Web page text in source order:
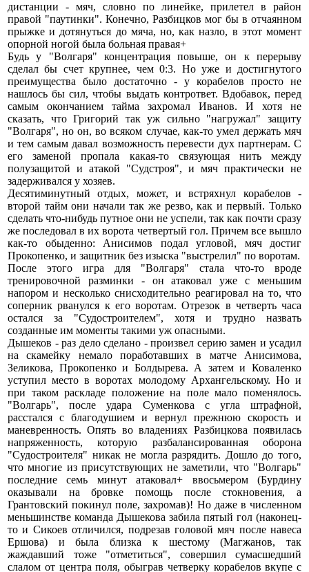
дистанции - мяч, словно по линейке, прилетел в район
правой "паутинки". Конечно, Разбицков мог бы в отчаянном
прыжке и дотянуться до мяча, но, как назло, в этот момент
опорной ногой была больная правая+
Будь у "Волгаря" концентрация повыше, он к перерыву
сделал бы счет крупнее, чем 0:3. Но уже и достигнутого
преимущества было достаточно - у корабелов просто не
нашлось бы сил, чтобы выдать контрответ. Вдобавок, перед
самым окончанием тайма захромал Иванов. И хотя не
сказать, что Григорий так уж сильно "нагружал" защиту
"Волгаря", но он, во всяком случае, как-то умел держать мяч
и тем самым давал возможность перевести дух партнерам. С
его заменой пропала какая-то связующая нить между
полузащитой и атакой "Судстроя", и мяч практически не
задерживался у хозяев.
Десятиминутный отдых, может, и встряхнул корабелов -
второй тайм они начали так же резво, как и первый. Только
сделать что-нибудь путное они не успели, так как почти сразу
же последовал в их ворота четвертый гол. Причем все вышло
как-то обыденно: Анисимов подал угловой, мяч достиг
Прокопенко, и защитник без изыска "выстрелил" по воротам.
После этого игра для "Волгаря" стала что-то вроде
тренировочной разминки - он атаковал уже с меньшим
напором и несколько снисходительно реагировал на то, что
соперник рванулся к его воротам. Отрезок в четверть часа
остался за "Судостроителем", хотя и трудно назвать
созданные им моменты такими уж опасными.
Дышеков - раз дело сделано - произвел серию замен и усадил
на скамейку немало поработавших в матче Анисимова,
Зеликова, Прокопенко и Болдырева. А затем и Коваленко
уступил место в воротах молодому Архангельскому. Но и
при таком раскладе положение на поле мало поменялось.
"Волгарь", после удара Суменкова с угла штрафной,
расстался с благодушием и вернул прежнюю скорость и
маневренность. Опять во владениях Разбицкова появилась
напряженность, которую разбалансированная оборона
"Судостроителя" никак не могла разрядить. Дошло до того,
что многие из присутствующих не заметили, что "Волгарь"
последние семь минут атаковал+ ввосьмером (Бурдину
оказывали на бровке помощь после стокновения, а
Грантовский покинул поле, захромав)! Но даже в численном
меньшинстве команда Дышекова забила пятый гол (наконец-
то и Сикоев отличился, подрезав головой мяч после навеса
Ершова) и была близка к шестому (Магжанов, так
жаждавший тоже "отметиться", совершил сумасшедший
слалом от центра поля, обыграв четверку корабелов вкупе с